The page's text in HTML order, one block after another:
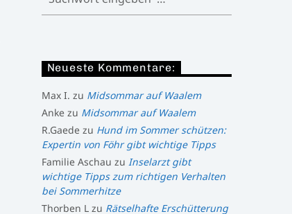
Neueste Kommentare:
Max I. zu Midsommar auf Waalem
Ankezu Midsommar auf Waalem
R.Gaedezu Hund im Sommer schützen:
Expertin von Föhr gibt wichtige Tipps
Familie Aschau zu Inselarzt gibt
wichtige Tipps zum richtigen Verhalten
bei Sommerhitze
Thorben Lzu Rätselhafte Erschütterung